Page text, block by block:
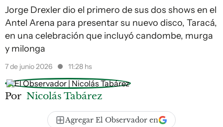
Jorge Drexler dio el primero de sus dos shows en el
Antel Arena para presentar su nuevo disco, Taracá,
en una celebración que incluyó candombe, murga
y milonga
7 de junio 2026 11:28 hs
Por Nicolás Tabárez
Agregar El Observador en